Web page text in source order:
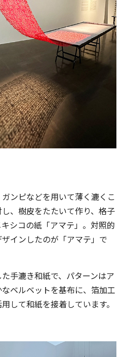
ンピなどを用いて薄く漉くこ
、樹皮をたたいて作り、格子
シコの紙「アマテ」。対照的
インしたのが「アマテ」で
手漉き和紙で、パターンはア
ベルベットを基布に、箔加工
して和紙を接着しています。